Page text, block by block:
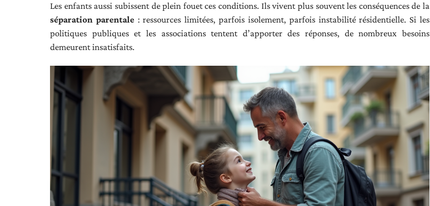
Les enfants aussi subissent de plein fouet ces conditions. Ils vivent plus souvent les conséquences de la
séparation parentale: ressources limitées, parfois isolement, parfois instabilité résidentielle. Si les
politiques publiques et les associations tentent d’apporter des réponses, de nombreux besoins
demeurent insatisfaits.